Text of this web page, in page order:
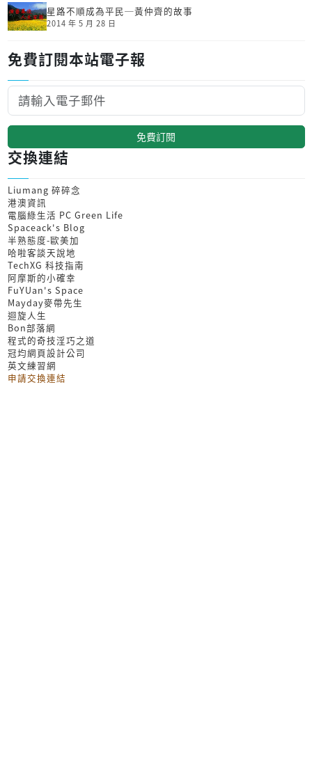
星路不順成為平民─黃仲齊的故事
2014 年 5 月 28 日
免費訂閱本站電子報
免費訂閱
交換連結
Liumang 碎碎念
港澳資訊
電腦綠生活 PC Green Life
Spaceack's Blog
半熟態度-歐美加
哈啦客談天說地
TechXG 科技指南
阿摩斯的小確幸
FuYUan's Space
Mayday麥帶先生
迴旋人生
Bon部落網
程式的奇技淫巧之道
冠均網頁設計公司
英文練習網
申請交換連結